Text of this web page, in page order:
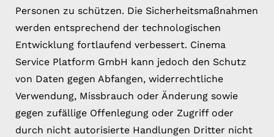
Personen zu schützen. Die Sicherheitsmaßnahmen
werden entsprechend der technologischen
Entwicklung fortlaufend verbessert. Cinema
Service Platform GmbH kann jedoch den Schutz
von Daten gegen Abfangen, widerrechtliche
Verwendung, Missbrauch oder Änderung sowie
gegen zufällige Offenlegung oder Zugriff oder
durch nicht autorisierte Handlungen Dritter nicht